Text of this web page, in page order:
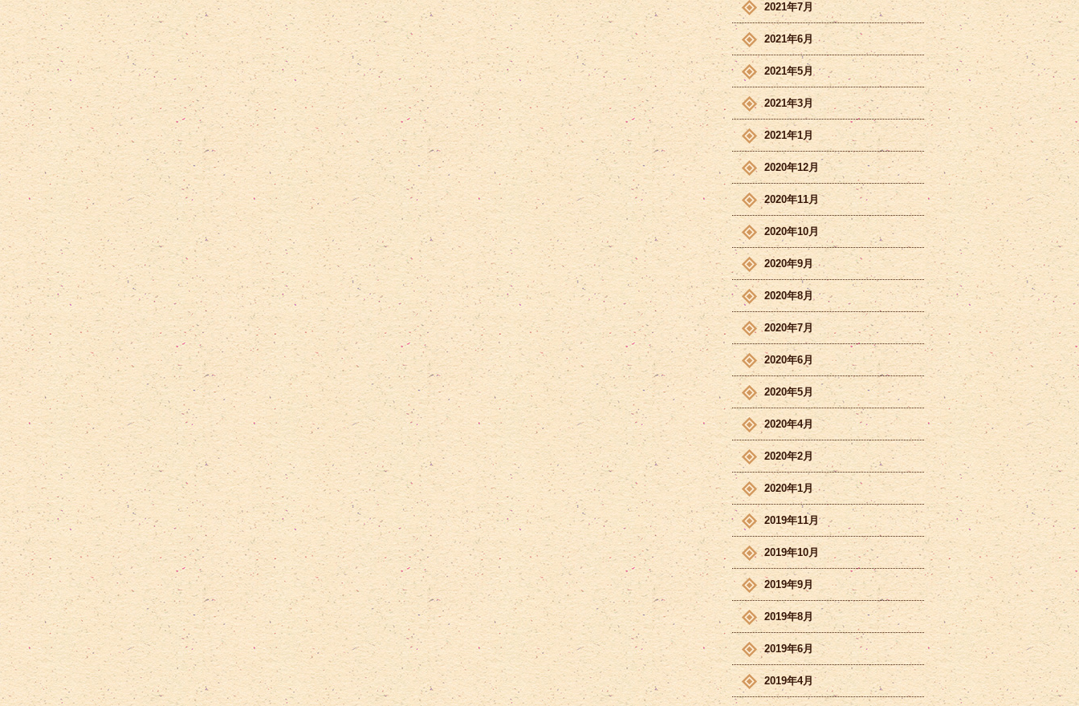
2021年7月
2021年6月
2021年5月
2021年3月
2021年1月
2020年12月
2020年11月
2020年10月
2020年9月
2020年8月
2020年7月
2020年6月
2020年5月
2020年4月
2020年2月
2020年1月
2019年11月
2019年10月
2019年9月
2019年8月
2019年6月
2019年4月